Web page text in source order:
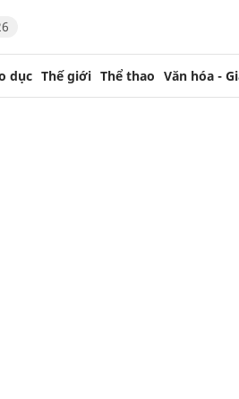
dục Thế giới Thể thao Văn hóa -